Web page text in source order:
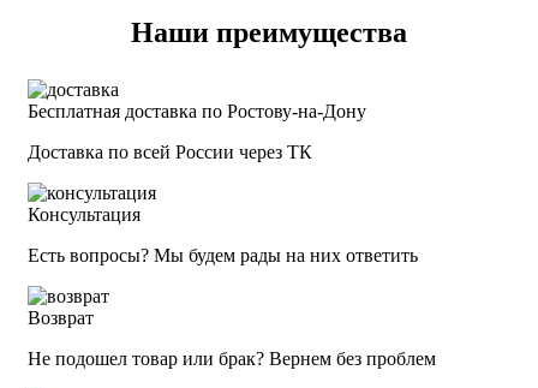
Наши преимущества
Бесплатная доставка по Ростову-на-Дону
Доставка по всей России через ТК
Консультация
Есть вопросы? Мы будем рады на них ответить
Возврат
Не подошел товар или брак? Вернем без проблем